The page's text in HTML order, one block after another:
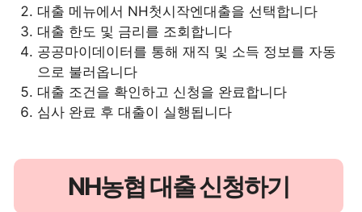
대출 메뉴에서 NH첫시작엔대출을 선택합니다
대출 한도 및 금리를 조회합니다
공공마이데이터를 통해 재직 및 소득 정보를 자동
으로 불러옵니다
대출 조건을 확인하고 신청을 완료합니다
심사 완료 후 대출이 실행됩니다
NH농협 대출 신청하기